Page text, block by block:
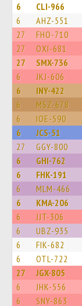
6 CLI-966
6 AHZ-551
27 FHO-710
27 OXI-681
27 SMX-736
6 JKJ-606
6 INY-422
6 MSZ-678
6 IOE-590
6 JCS-51
27 GGY-800
6 GHI-762
6 FHK-191
6 MLM-466
6 KMA-206
6 JJT-306
6 UBZ-935
6 FIK-682
6 OTL-722
27 JGX-805
6 JHK-556
6 SNY-863